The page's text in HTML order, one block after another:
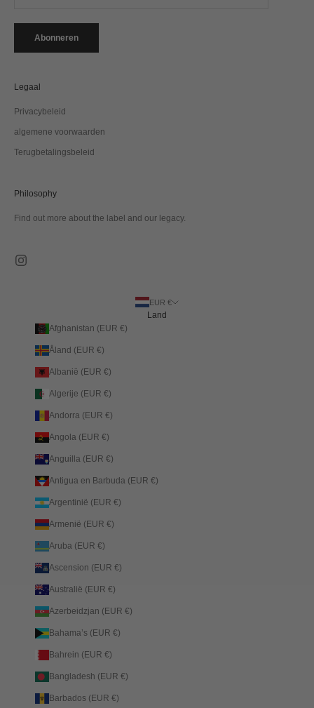
Abonneren
Legaal
Privacybeleid
algemene voorwaarden
Terugbetalingsbeleid
Philosophy
Find out more about the label and our legacy.
EUR €
Land
Afghanistan (EUR €)
Åland (EUR €)
Albanië (EUR €)
Algerije (EUR €)
Andorra (EUR €)
Angola (EUR €)
Anguilla (EUR €)
Antigua en Barbuda (EUR €)
Argentinië (EUR €)
Armenië (EUR €)
Aruba (EUR €)
Ascension (EUR €)
Australië (EUR €)
Azerbeidzjan (EUR €)
Bahama’s (EUR €)
Bahrein (EUR €)
Bangladesh (EUR €)
Barbados (EUR €)